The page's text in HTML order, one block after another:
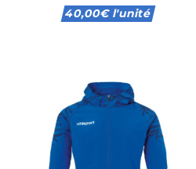
40,00€l'unité